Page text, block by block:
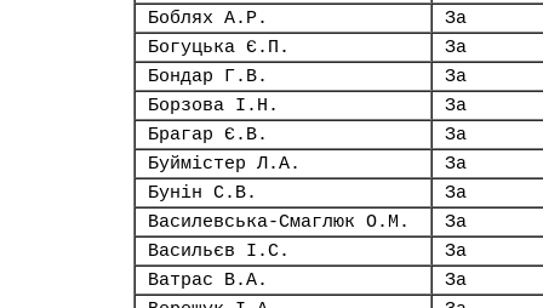
Боблях А.Р.
За
Богуцька Є.П.
За
Бондар Г.В.
За
Борзова І.Н.
За
Брагар Є.В.
За
Буймістер Л.А.
За
Бунін С.В.
За
Василевська-Смаглюк О.М.
За
Васильєв І.С.
За
Ватрас В.А.
За